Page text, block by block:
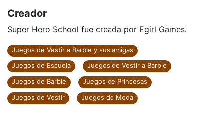
Creador
Super Hero School fue creada por Egirl Games.
Juegos de Vestir a Barbie y sus amigas
Juegos de Escuela
Juegos de Vestir a Barbie
Juegos de Barbie
Juegos de Princesas
Juegos de Vestir
Juegos de Moda